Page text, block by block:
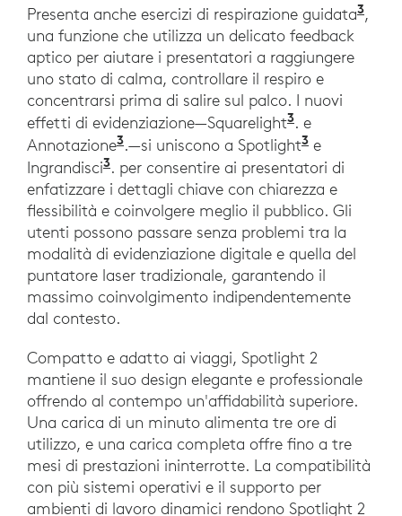
Presenta anche esercizi di respirazione guidata3,
una funzione che utilizza un delicato feedback
aptico per aiutare i presentatori a raggiungere
uno stato di calma, controllare il respiro e
concentrarsi prima di salire sul palco. I nuovi
effetti di evidenziazione—Squarelight3. e
Annotazione3.—si uniscono a Spotlight3 e
Ingrandisci3. per consentire ai presentatori di
enfatizzare i dettagli chiave con chiarezza e
flessibilità e coinvolgere meglio il pubblico. Gli
utenti possono passare senza problemi tra la
modalità di evidenziazione digitale e quella del
puntatore laser tradizionale, garantendo il
massimo coinvolgimento indipendentemente
dal contesto.
Compatto e adatto ai viaggi, Spotlight 2
mantiene il suo design elegante e professionale
offrendo al contempo un'affidabilità superiore.
Una carica di un minuto alimenta tre ore di
utilizzo, e una carica completa offre fino a tre
mesi di prestazioni ininterrotte. La compatibilità
con più sistemi operativi e il supporto per
ambienti di lavoro dinamici rendono Spotlight 2